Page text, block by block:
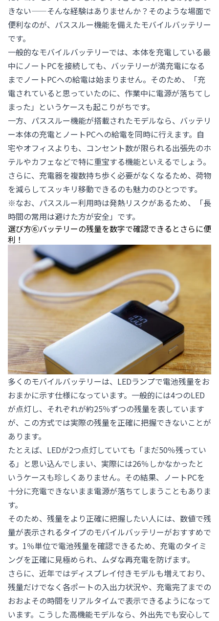
きない——そんな経験はありませんか？そのような場面で
便利なのが、パススルー機能を備えたモバイルバッテリー
です。
一般的なモバイルバッテリーでは、本体を充電している最
中にノートPCを接続しても、バッテリーが満充電になる
までノートPCへの給電は始まりません。そのため、「充
電されていると思っていたのに、作業中に電源が落ちてし
まった」というケースも起こりがちです。
一方、パススルー機能が搭載されたモデルなら、バッテリ
ー本体の充電とノートPCへの給電を同時に行えます。自
宅やオフィスよりも、コンセント数が限られる出張先のホ
テルやカフェなどで特に重宝する機能といえるでしょう。
さらに、充電器を複数持ち歩く必要がなくなるため、荷物
を減らしてスッキリ移動できるのも魅力のひとつです。
※なお、パススルー利用時は発熱リスクがあるため、「長
時間の常用は避けた方が安全」です。
選び方⑥バッテリーの残量を数字で確認できるとさらに便
利！
多くのモバイルバッテリーは、LEDランプで電池残量をお
おまかに示す仕様になっています。一般的には4つのLED
が点灯し、それぞれが約25％ずつの残量を表しています
が、この方式では実際の残量を正確に把握できないことが
あります。
たとえば、LEDが2つ点灯していても「まだ50％残ってい
る」と思い込んでしまい、実際には26％しかなかったと
いうケースも珍しくありません。その結果、ノートPCを
十分に充電できないまま電源が落ちてしまうこともありま
す。
そのため、残量をより正確に把握したい人には、数値で残
量が表示されるタイプのモバイルバッテリーがおすすめで
す。1％単位で電池残量を確認できるため、充電のタイミ
ングを正確に見極められ、ムダな再充電を防げます。
さらに、近年ではディスプレイ付きモデルも増えており、
残量だけでなく各ポートの入出力状況や、充電完了までの
おおよその時間をリアルタイムで表示できるようになって
います。こうした高機能モデルなら、外出先でも安心して